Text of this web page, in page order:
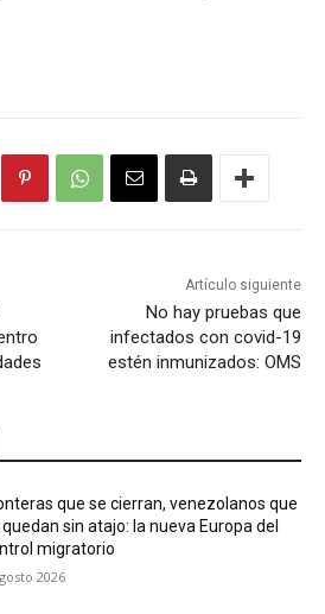
Artículo siguiente
No hay pruebas que
infectados con covid-19
estén inmunizados: OMS
que se cierran, venezolanos que
sin atajo: la nueva Europa del
migratorio
2026